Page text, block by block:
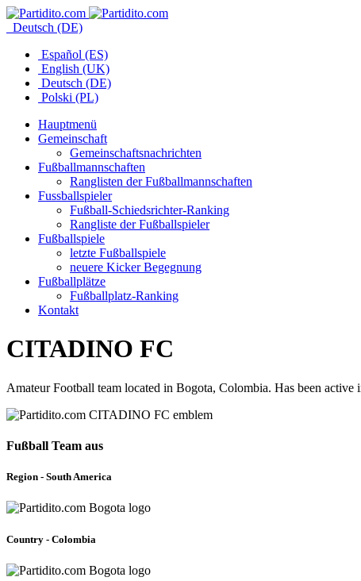
Deutsch (DE)
Español (ES)
English (UK)
Deutsch (DE)
Polski (PL)
Hauptmenü
Gemeinschaft
Gemeinschaftsnachrichten
Fußballmannschaften
Ranglisten der Fußballmannschaften
Fussballspieler
Fußball-Schiedsrichter-Ranking
Rangliste der Fußballspieler
Fußballspiele
letzte Fußballspiele
neuere Kicker Begegnung
Fußballplätze
Fußballplatz-Ranking
Kontakt
CITADINO FC
Amateur Football team located in Bogota, Colombia. Has been
Fußball Team aus
Region - South America
Country - Colombia